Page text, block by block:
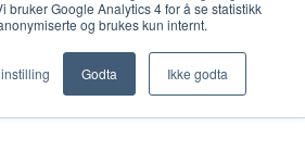
bruker Google Analytics 4 for å se statistikk
og brukes kun internt.
Godta Ikke godta
og aktivitet